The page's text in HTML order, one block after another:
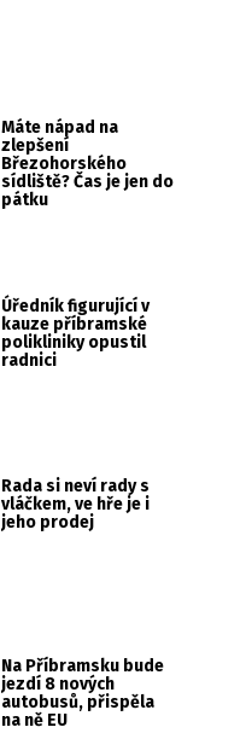
Máte nápad na
zlepšení
Březohorského
sídliště? Čas je jen do
pátku
Úředník figurující v
kauze příbramské
polikliniky opustil
radnici
Rada si neví rady s
vláčkem, ve hře je i
jeho prodej
Na Příbramsku bude
jezdí 8 nových
autobusů, přispěla
na ně EU